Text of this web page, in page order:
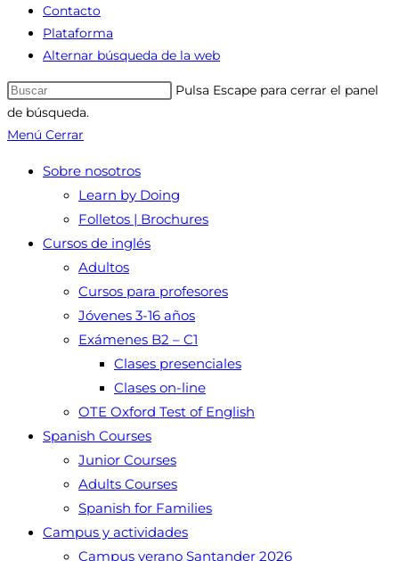
Contacto
Plataforma
Alternar búsqueda de la web
Pulsa Escape para cerrar el panel
de búsqueda.
Menú Cerrar
Sobre nosotros
Learn by Doing
Folletos | Brochures
Cursos de inglés
Adultos
Cursos para profesores
Jóvenes 3-16 años
Exámenes B2 – C1
Clases presenciales
Clases on-line
OTE Oxford Test of English
Spanish Courses
Junior Courses
Adults Courses
Spanish for Families
Campus y actividades
Campus verano Santander 2026